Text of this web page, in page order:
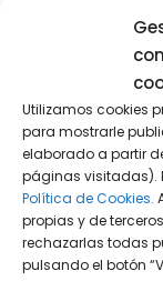
Utilizamos cookies
para mostrarle
elaborado a partir
páginas visitadas).
Política de Cookies.
propias y de
rechazarlas todas
pulsando el botón
Buscador
DiG